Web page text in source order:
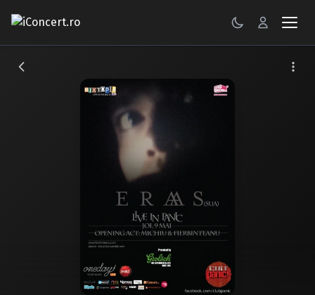
CONCERTE